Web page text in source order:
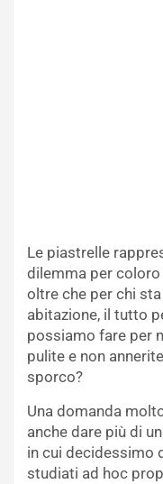
Le piastrelle
dilemma per coloro
oltre che per chi
abitazione, il tutto
possiamo fare per
pulite e non
sporco?
Una domanda
anche dare più di
in cui decidessimo
studiati ad hoc